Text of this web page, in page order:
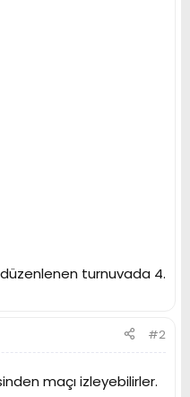
düzenlenen turnuvada 4.
#2
maçı izleyebilirler.